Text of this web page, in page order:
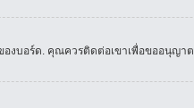
องบอร์ด. คุณควรติดต่อเขาเพื่อขออนุญาต